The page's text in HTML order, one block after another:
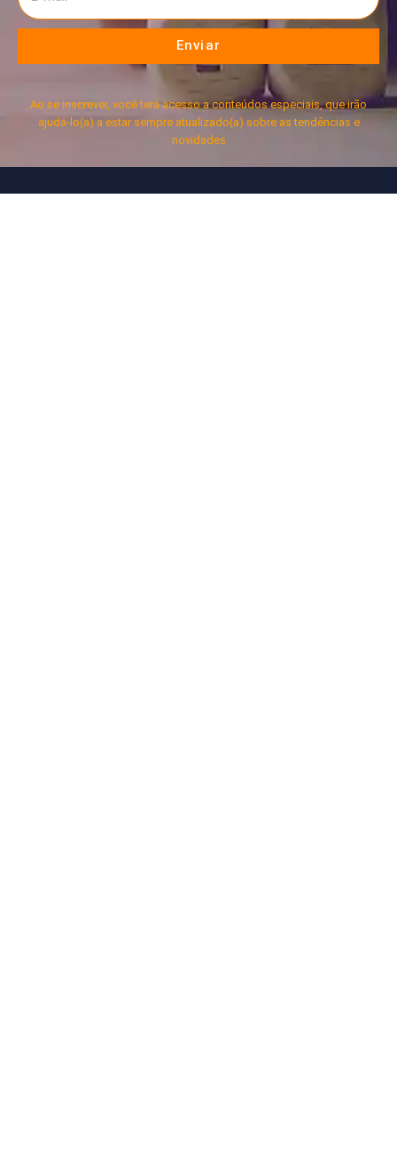
Enviar
Ao se inscrever, você terá acesso a conteúdos especiais, que irão
ajudá-lo(a) a estar sempre atualizado(a) sobre as tendências e
novidades